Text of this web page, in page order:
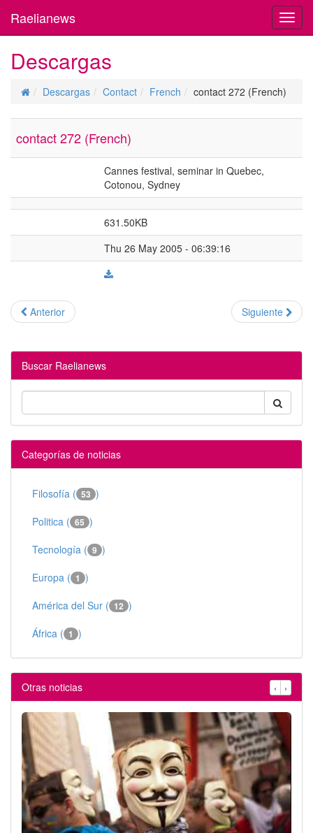
Raelianews
Descargas
Descargas Contact French contact 272 (French)
contact 272 (French)
Cannes festival, seminar in Quebec,
Cotonou, Sydney
631.50KB
Thu 26 May 2005 - 06:39:16
Anterior Siguiente
Buscar Raelianews
Categorías de noticias
Filosofía ( 53 )
Politica ( 65 )
Tecnología ( 9 )
Europa ( 1 )
América del Sur ( 12 )
África ( 1 )
Otras noticias ‹ ›